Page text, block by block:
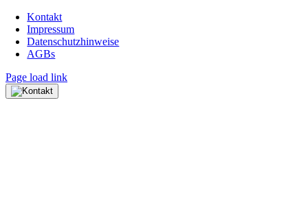
Kontakt
Impressum
Datenschutzhinweise
AGBs
Page load link